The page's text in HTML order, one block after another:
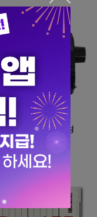
얼 카운터기 고급형
원